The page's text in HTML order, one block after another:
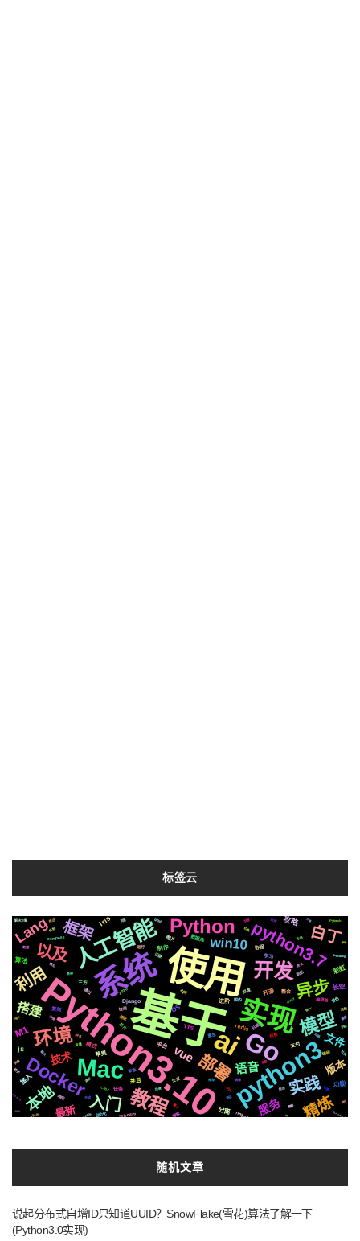
标签云
基于
使用
Python3.10
系统
ai
实现
Go
python3
Mac
人工智能 开发
Python
环境
教程
Docker
模型
部署
python3.7
异步
入门
以及
利用
实践
框架
本地
白丁
精炼
Lang win10
搭建
语音
vue
技术
服务
文件
最新
版本
M1
攻略
js
Iris
OS
接入
分离
长空
算法
彩虹
功能
TTS
Django
平台
进阶
redis
苹果
模式
开源
制作
并且
api
三方
图片 数据库
整合
复刻
学习
支付
任务
协程
原生
芯片
前后
检测
编辑器
基础
2020
微软
国内
后端
深度
记录
编程
Selenium
通过
新版
svg
生成
结构
运行
自动化
音色
响应
ffmpeg
compose
变量
推荐
celery
场景
阻塞
镜像
Apple
各种
存储
Silicon
Tornado6
遇到
统一
CSS3
github
切换
动画
爬虫
属于
情况
协议
io
聊天
合成
页面
https
Pytorch
简历
快速
布局
识别
集群
流程
可用
声音
机制
社交
数据
centos
推送
需要
解决方案
格式
字幕
原理
模拟
Logo
云端
asyncio
Tornado5.1
随机文章
说起分布式自增ID只知道UUID？SnowFlake(雪花)算法了解一下
(Python3.0实现)